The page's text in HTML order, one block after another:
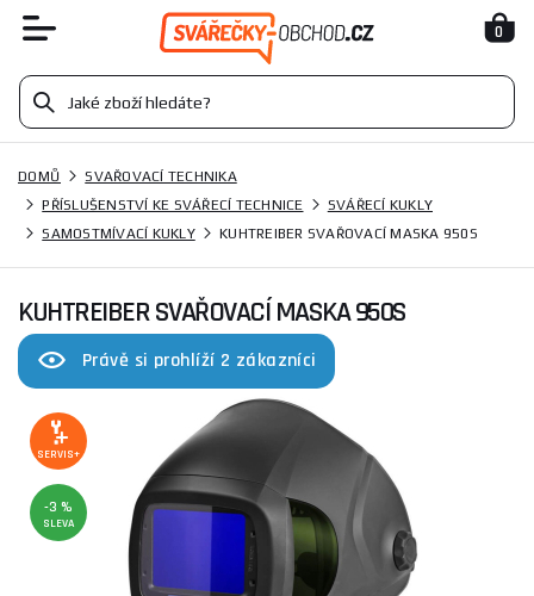
0
DOMŮ
SVAŘOVACÍ TECHNIKA
PŘÍSLUŠENSTVÍ KE SVÁŘECÍ TECHNICE
SVÁŘECÍ KUKLY
SAMOSTMÍVACÍ KUKLY
KUHTREIBER SVAŘOVACÍ MASKA 950S
KUHTREIBER SVAŘOVACÍ MASKA 950S
Právě si prohlíží 2 zákazníci
SERVIS+
-3 %
SLEVA